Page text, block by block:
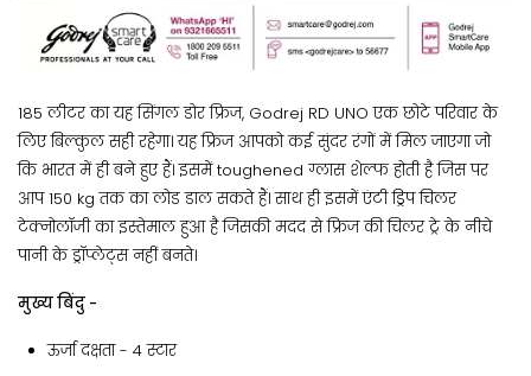
185 लीटर का यह सिंगल डोर फ्रिज, Godrej RD UNO एक छोटे परिवार के
लिए बिल्कुल सही रहेगा। यह फ्रिज आपको कई सुंदर रंगों में मिल जाएगा जो
कि भारत में ही बने हुए हैं। इसमें toughened ग्लास शेल्फ होती है जिस पर
आप 150 kg तक का लोड डाल सकते हैं। साथ ही इसमें एंटी ड्रिप चिलर
टेक्नोलॉजी का इस्तेमाल हुआ है जिसकी मदद से फ्रिज की चिलर ट्रे के नीचे
पानी के ड्रॉप्लेट्स नहीं बनते।
मुख्य बिंदु -
ऊर्जा दक्षता - 4 स्टार